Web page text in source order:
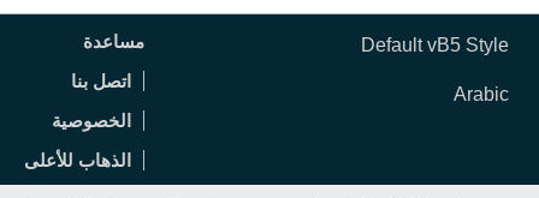
Default vB5 Style
Arabic
مساعدة
اتصل بنا
الخصوصية
الذهاب للأعلى